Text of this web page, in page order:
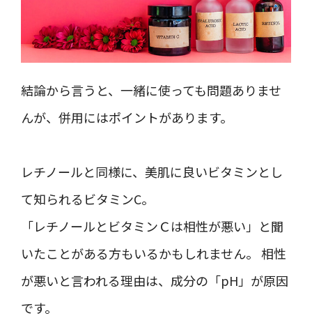
結論から言うと、一緒に使っても問題ありませ
んが、併用にはポイントがあります。
レチノールと同様に、美肌に良いビタミンとし
て知られるビタミンC。
「レチノールとビタミンＣは相性が悪い」と聞
いたことがある方もいるかもしれません。 相性
が悪いと言われる理由は、成分の「pH」が原因
です。